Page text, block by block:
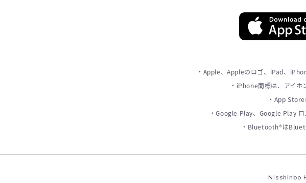
・Apple、Appleのロゴ、iPad、
・iPhone商標は、アイホ
・App
・Google Play、Google Play
・Bluetooth®は
Nisshinbo